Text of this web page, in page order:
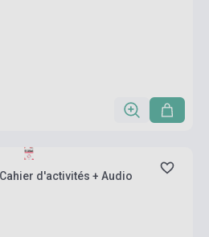
d'activités + Audio